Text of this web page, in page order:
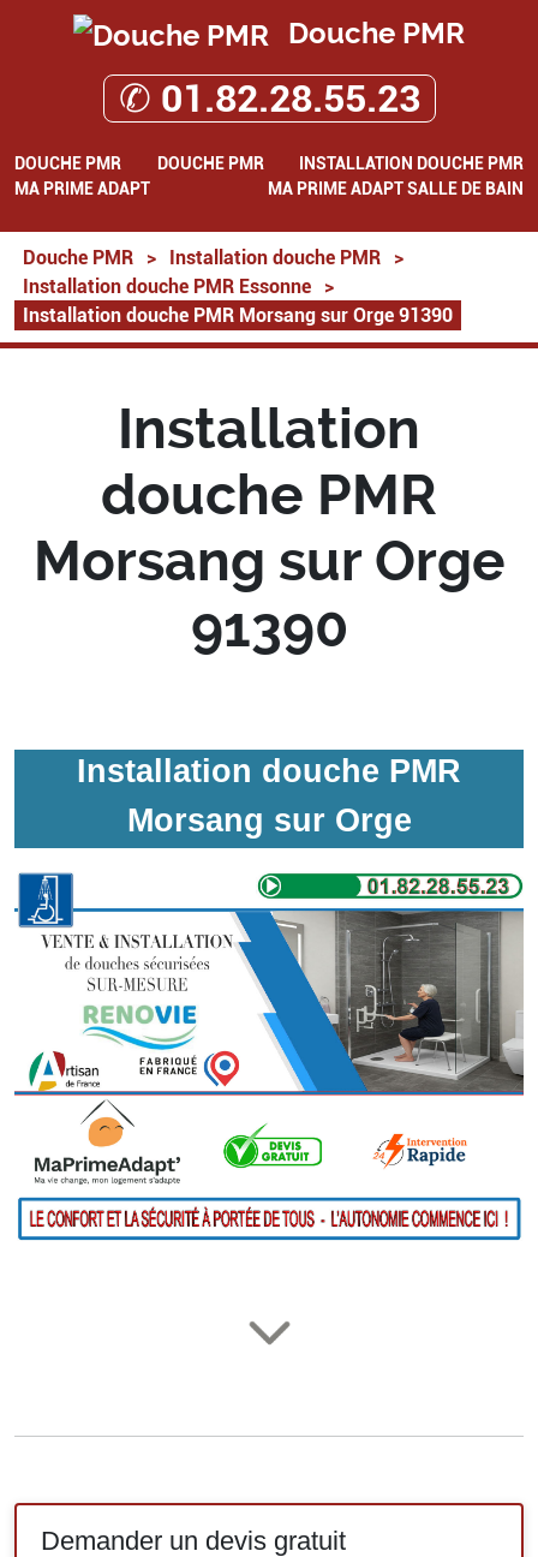
Douche PMR
✆ 01.82.28.55.23
DOUCHE PMR DOUCHE PMR
INSTALLATION DOUCHE PMR
MA PRIME ADAPT
MA PRIME ADAPT SALLE DE BAIN
Douche PMR > Installation douche PMR
>
Installation douche PMR Essonne
>
Installation douche PMR Morsang sur Orge 91390
Installation
douche PMR
Morsang sur Orge
91390
Installation douche PMR
Morsang sur Orge
Demander un devis gratuit